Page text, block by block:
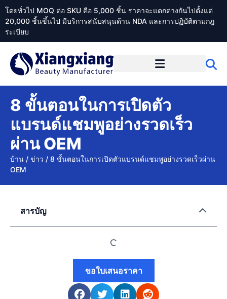
โดยทั่วไป MOQ ต่อ SKU คือ 5,000 ชิ้น ราคาจะแตกต่างกันไปตั้งแต่
20,000 ชิ้นขึ้นไป มีบริการสนับสนุนด้าน NDA และการปฏิบัติตามกฎ
ระเบียบ
8 ขั้นตอนในการเปิดตัว
แบรนด์แชมพูอย่างรวดเร็ว
ผ่าน OEM
บ้าน / ข่าว / 8 ขั้นตอนในการเปิดตัวแบรนด์แชมพูอย่างรวดเร็วผ่าน
OEM
สารบัญ
ขอใบเสนอราคา